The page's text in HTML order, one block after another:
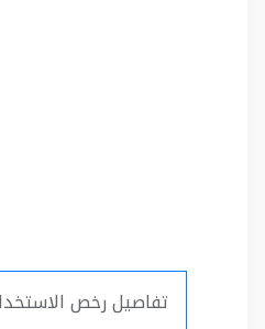
تفاصيل رخص